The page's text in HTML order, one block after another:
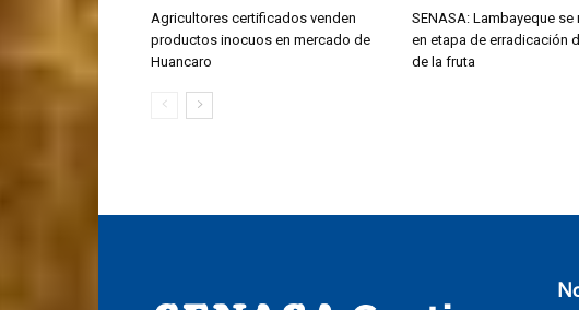
Agricultores certificados venden
productos inocuos en mercado de
Huancaro
SENASA: Lambayeque se
en etapa de erradicación
de la fruta